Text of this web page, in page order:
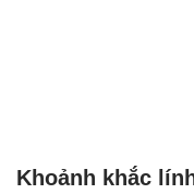
Khoảnh khắc